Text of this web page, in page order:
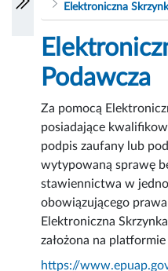
Elektroniczna
Podawcza
Za pomocą
posiadające
podpis zaufany lub
wytypowaną sprawę
stawiennictwa w
obowiązującego
Elektroniczna
założona na
https://